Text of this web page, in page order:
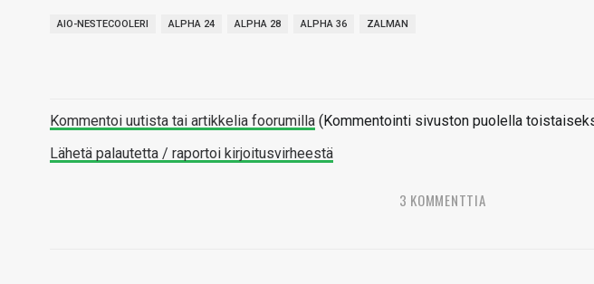
AIO-NESTECOOLERI ALPHA 24 ALPHA 28 ALPHA 36 ZALMAN
Kommentoi uutista tai artikkelia foorumilla (Kommentointi sivuston puolella
Lähetä palautetta / raportoi kirjoitusvirheestä
3 KOMMENTTIA